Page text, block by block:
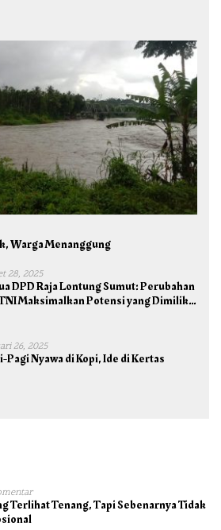
Warga Menanggung
28, 2025
DPD Raja Lontung Sumut: Perubahan
Maksimalkan Potensi yang Dimiliki
26, 2025
Pagi Nyawa di Kopi, Ide di Kertas
Terlihat Tenang, Tapi Sebenarnya Tidak